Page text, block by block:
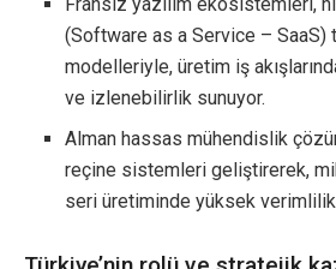
(Software as a Service – SaaS)
modelleriyle, üretim iş
ve izlenebilirlik sunuyor.
Alman hassas mühendislik
reçine sistemleri geliştirerek,
seri üretiminde yüksek